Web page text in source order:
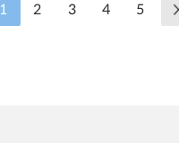
1 2 3 4 5